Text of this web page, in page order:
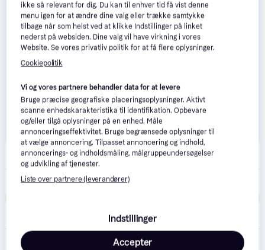
Gucca 4.8 (403)
40 kr. fragt 1-3 dage
Modellerpinde Diy Sæt - 6 Stk
3-5 dage
Tools Modelleringspinde | 6 stk. 95 kr.
ikke så relevant for dig. Du kan til enhver tid få vist denne
menu igen for at ændre dine valg eller trække samtykke
tilbage når som helst ved at klikke Indstillinger på linket
nederst på websiden. Dine valg vil have virkning i vores
Website. Se vores privatliv politik for at få flere oplysninger.
Cookiepolitik
Vi og vores partnere behandler data for at levere
Bruge præcise geografiske placeringsoplysninger. Aktivt
scanne enhedskarakteristika til identifikation. Opbevare
og/eller tilgå oplysninger på en enhed. Måle
annonceringseffektivitet. Bruge begrænsede oplysninger til
at vælge annoncering. Tilpasset annoncering og indhold,
annoncerings- og indholdsmåling, målgruppeundersøgelser
og udvikling af tjenester.
Liste over partnere (leverandører)
Indstillinger
Accepter